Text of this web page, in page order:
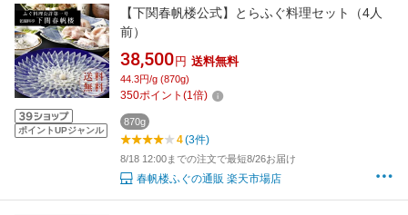
ポイントUPジャンル
【下関春帆楼公式】とらふぐ料理セット（4人
前）
38,500円 送料無料
44.3円/g (870g)
350ポイント (1 倍)
870g
4(3件)
8/18 12:00までの注文で最短8/26お届け
春帆楼ふぐの通販 楽天市場店